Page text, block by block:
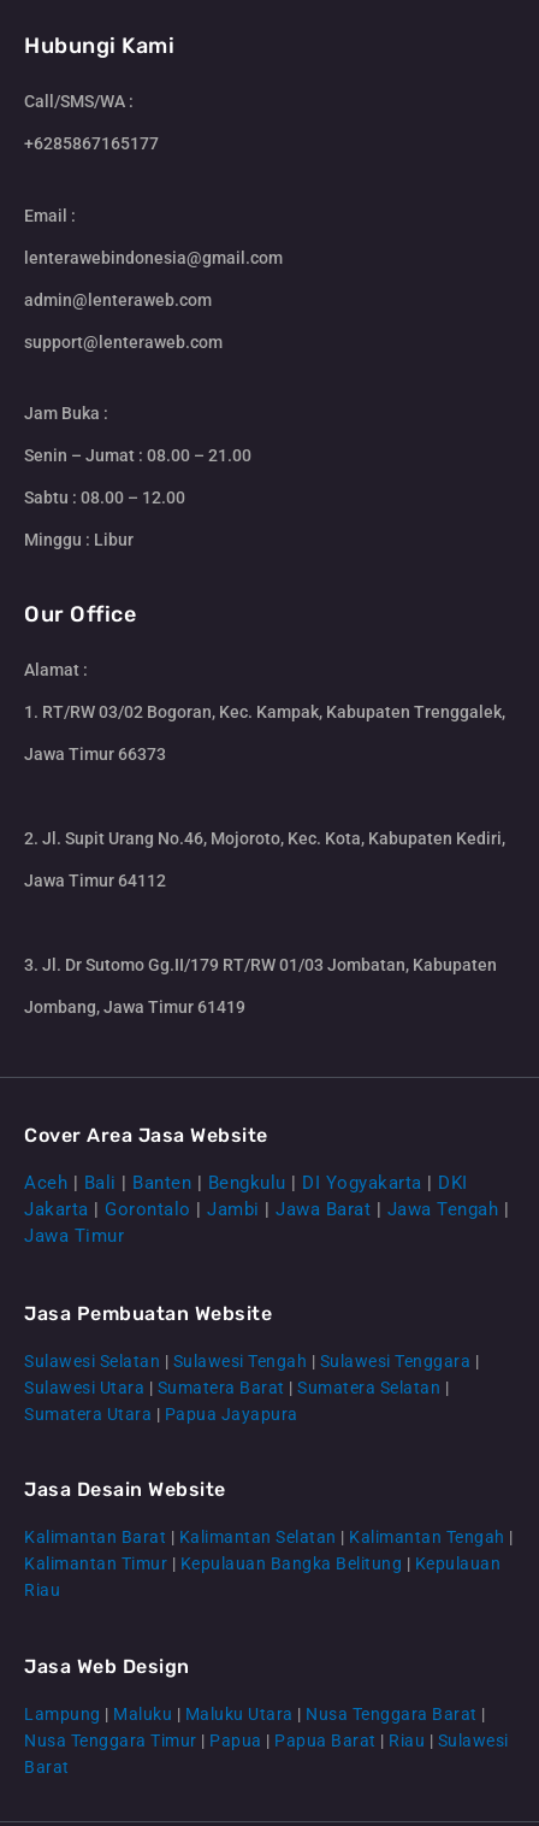
CS Lenteraweb
Hubungi Kami
Call/SMS/WA :
+6285867165177
Email :
lenterawebindonesia@gmail.com
admin@lenteraweb.com
support@lenteraweb.com
Jam Buka :
Senin – Jumat : 08.00 – 21.00
Sabtu : 08.00 – 12.00
Minggu : Libur
Our Office
Alamat :
1. RT/RW 03/02 Bogoran, Kec. Kampak, Kabupaten Trenggalek,
Jawa Timur 66373
2. Jl. Supit Urang No.46, Mojoroto, Kec. Kota, Kabupaten Kediri,
Jawa Timur 64112
3. Jl. Dr Sutomo Gg.II/179 RT/RW 01/03 Jombatan, Kabupaten
Jombang, Jawa Timur 61419
Cover Area Jasa Website
Aceh | Bali | Banten | Bengkulu | DI Yogyakarta | DKI
Jakarta | Gorontalo | Jambi | Jawa Barat | Jawa Tengah |
Jawa Timur
Jasa Pembuatan Website
Sulawesi Selatan | Sulawesi Tengah | Sulawesi Tenggara |
Sulawesi Utara | Sumatera Barat | Sumatera Selatan |
Sumatera Utara | Papua Jayapura
Jasa Desain Website
Kalimantan Barat | Kalimantan Selatan | Kalimantan Tengah |
Kalimantan Timur | Kepulauan Bangka Belitung | Kepulauan
Riau
Jasa Web Design
Lampung | Maluku | Maluku Utara | Nusa Tenggara Barat |
Nusa Tenggara Timur | Papua | Papua Barat | Riau | Sulawesi
Barat